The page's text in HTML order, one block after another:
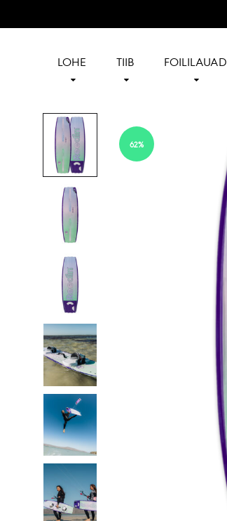
Baltics
reseller
Reedin
in
Baltics
LOHE TIIB FOILILAUAD
62%